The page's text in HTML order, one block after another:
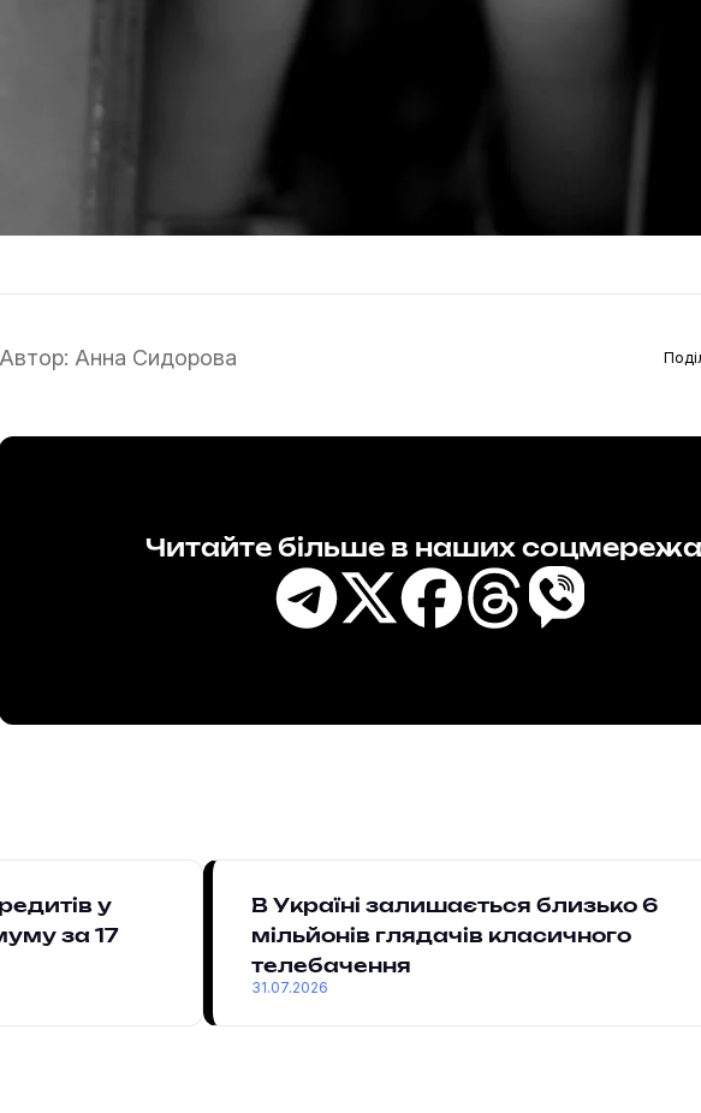
Автор: Анна Сидорова
Читайте більше в наших
у
за 17
В Україні залишається близько 6
мільйонів глядачів класичного
телебачення
31.07.2026